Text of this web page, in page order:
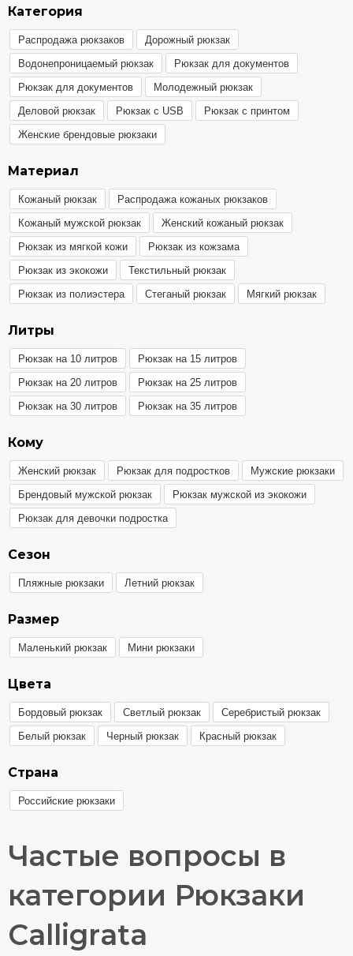
Купить Рюкзаки Calligrata можно онлайн на сайте.
Также доступен заказ по номеру телефона 8 (800)
511-35-52 или в одном из 15 наших магазинов. Наши
постоянные покупатели по достоинству оценили
товары категории Рюкзаки Calligrata, они оставили
более 1748 отзывов, с которыми вы можете
ознакомиться в товарах или разделе«Отзывы»
Любой из представленных товаров
можете в разделе
Категория
Распродажа рюкзаков
Дорожный рюкзак
Водонепроницаемый рюкзак
Рюкзак для документов
Рюкзак для документов
Молодежный рюкзак
Деловой рюкзак
Рюкзак с USB
Рюкзак с принтом
Женские брендовые рюкзаки
Материал
Кожаный рюкзак
Распродажа кожаных рюкзаков
Кожаный мужской рюкзак
Женский кожаный рюкзак
Рюкзак из мягкой кожи
Рюкзак из кожзама
Рюкзак из экокожи
Текстильный рюкзак
Рюкзак из полиэстера
Стеганый рюкзак Мягкий рюкзак
Литры
Рюкзак на 10 литров
Рюкзак на 15 литров
Рюкзак на 20 литров
Рюкзак на 25 литров
Рюкзак на 30 литров
Рюкзак на 35 литров
Кому
Женский рюкзак Рюкзак для подростков
Мужские рюкзаки
Брендовый мужской рюкзак
Рюкзак мужской из экокожи
Рюкзак для девочки подростка
Сезон
Пляжные рюкзаки Летний рюкзак
Размер
Маленький рюкзак Мини рюкзаки
Цвета
Бордовый рюкзак Светлый рюкзак
Серебристый рюкзак
Белый рюкзак
Черный рюкзак Красный рюкзак
Страна
Российские рюкзаки
Частые вопросы в
категории Рюкзаки
Calligrata